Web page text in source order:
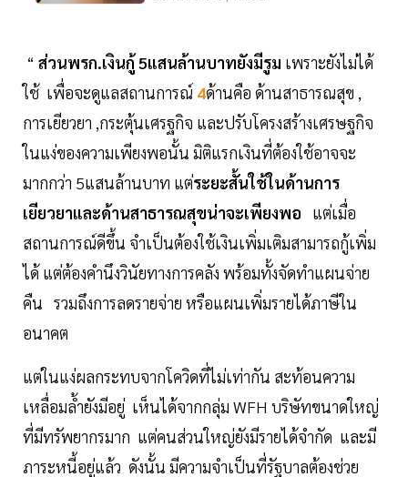
“ ส่วนพรก.เงินกู้ 5แสนล้านบาทยังมีรูม เพราะยังไม่ได้
ใช้ เพื่อจะดูแลสถานการณ์ 4ด้านคือ ด้านสาธารณสุข ,
การเยียวยา ,กระตุ้นเศรฐกิจ และปรับโครงสร้างเศรษฐกิจ
ในแง่ของความเพียงพอนั้น มิติแรกเงินที่ต้องใช้อาจจะ
มากกว่า 5แสนล้านบาท แต่ระยะสั้นใช้ในด้านการ
เยียวยาและด้านสาธารณสุขน่าจะเพียงพอ แต่เมื่อ
สถานการณ์ดีขึ้น จำเป็นต้องใช้เงินเพิ่มเติมสามารถกู้เพิ่ม
ได้ แต่ต้องคำนึงวินัยทางการคลัง พร้อมทั้งจัดทำแผนจ่าย
คืน รวมถึงการลดรายจ่าย หรือแผนเพิ่มรายได้ภาษีใน
อนาคต
แต่ในแง่ผลกระทบจากโควิดที่ไม่เท่ากัน สะท้อนความ
เหลื่อมล้ำยังมีอยู่ เห็นได้จากกลุ่ม WFH บริษัทขนาดใหญ่
ที่มีทรัพยากรมาก แต่คนส่วนใหญ่ยังมีรายได้จำกัด และมี
ภาระหนี้อยู่แล้ว ดังนั้น มีความจำเป็นที่รัฐบาลต้องช่วย